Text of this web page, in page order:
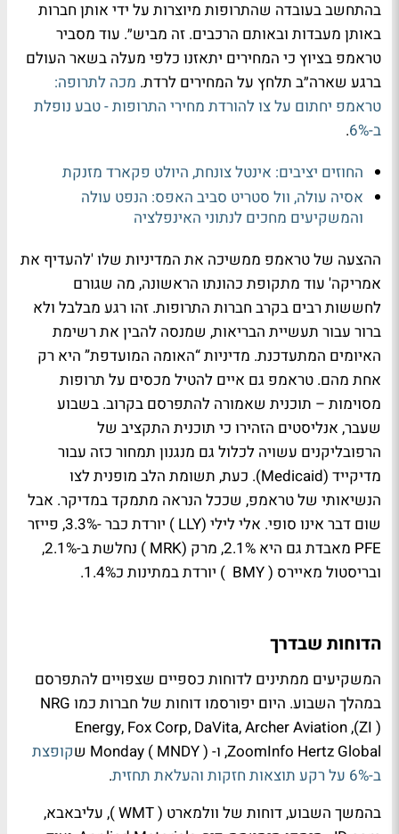
בהתחשב בעובדה שהתרופות מיוצרות על ידי אותן חברות
באותן מעבדות ובאותם הרכבים. זה מביש״. עוד מסביר
טראמפ בציוץ כי המחירים יתאזנו כלפי מעלה בשאר העולם
ברגע שארה״ב תלחץ על המחירים לרדת. מכה לתרופה:
טראמפ יחתום על צו להורדת מחירי התרופות - טבע נופלת
ב-6%
.
החוזים יציבים: אינטל צונחת, היולט פקארד מזנקת
אסיה עולה, וול סטריט סביב האפס: הנפט עולה
והמשקיעים מחכים לנתוני האינפלציה
ההצעה של טראמפ ממשיכה את המדיניות שלו 'להעדיף את
אמריקה' עוד מתקופת כהונתו הראשונה, מה שגורם
לחששות רבים בקרב חברות התרופות. זהו רגע מבלבל ולא
ברור עבור תעשיית הבריאות, שמנסה להבין את רשימת
האיומים המתעדכנת. מדיניות “האומה המועדפת” היא רק
אחת מהם. טראמפ גם איים להטיל מכסים על תרופות
מסוימות – תוכנית שאמורה להתפרסם בקרוב. בשבוע
שעבר, אנליסטים הזהירו כי תוכנית התקציב של
הרפובליקנים עשויה לכלול גם מנגנון תמחור כזה עבור
מדיקייד (Medicaid). כעת, תשומת הלב מופנית לצו
הנשיאותי של טראמפ, שככל הנראה מתמקד במדיקר. אבל
שום דבר אינו סופי. אלי לילי (LLY ) יורדת כבר -3.3%, פייזר
PFE מאבדת גם היא 2.1%, מרק ( MRK
) נחלשת ב-2.1%,
ובריסטול מאיירס (BMY ) יורדת במתינות כ1.4%.
הדוחות שבדרך
המשקיעים ממתינים לדוחות כספיים שצפויים להתפרסם
במהלך השבוע. היום יפורסמו דוחות של חברות כמו NRG
Energy, Fox Corp, DaVita, Archer Aviation ,(ZI )
ZoomInfo Hertz Global, ו- Monday (
MNDY) ש
קופצת
ב-6% על רקע תוצאות חזקות והעלאת תחזית
.
בהמשך השבוע, דוחות של וולמארט (WMT), עליבאבא,